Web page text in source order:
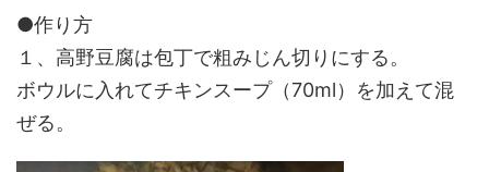
●作り方
１、高野豆腐は包丁で粗みじん切りにする。
ボウルに入れてチキンスープ（70ml）を加えて混
ぜる。